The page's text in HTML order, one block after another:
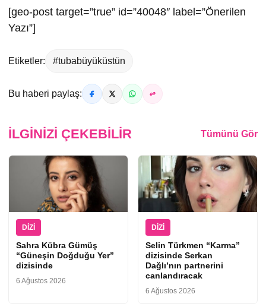
[geo-post target=”true” id=”40048″ label=”Önerilen
Yazı”]
Etiketler: #tubabüyüküstün
Bu haberi paylaş:
İLGINIZI ÇEKEBILIR Tümünü Gör
DIZI
Sahra Kübra Gümüş
“Güneşin Doğduğu Yer”
dizisinde
6 Ağustos 2026
DIZI
Selin Türkmen “Karma”
dizisinde Serkan
Dağlı’nın partnerini
canlandıracak
6 Ağustos 2026